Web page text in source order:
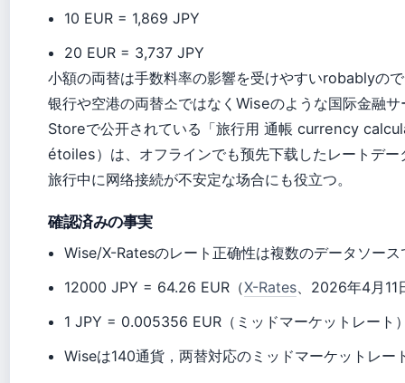
10 EUR = 1,869 JPY
20 EUR = 3,737 JPY
小額の両替は手数料率の影響を受けやすいrobablyの
银行や空港の両替소ではなくWiseのような国际金融
Storeで公开されている「旅行用 通帳 currency
étoiles）は、オフラインでも预先下载したレートデー
旅行中に网络接続が不安定な场合にも役立つ。
確認済みの事実
Wise/X-Ratesのレート正确性は複数のデータソー
12000 JPY = 64.26 EUR（X-Rates、2026年4月11
1 JPY = 0.005356 EUR（ミッドマーケットレート
Wiseは140通貨，两替対応のミッドマーケットレー